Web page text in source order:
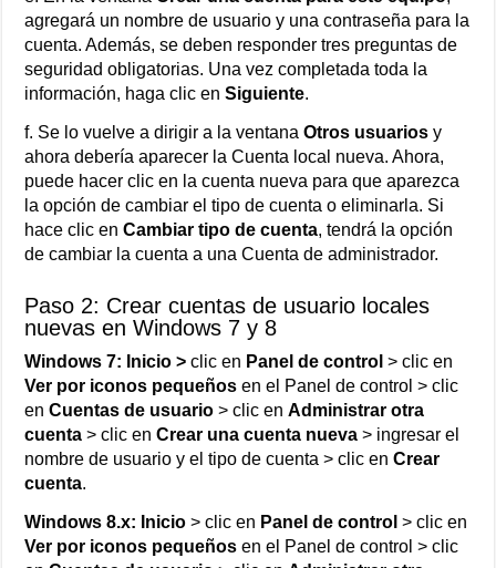
agregará un nombre de usuario y una contraseña para la
cuenta. Además, se deben responder tres preguntas de
seguridad obligatorias. Una vez completada toda la
información, haga clic enSiguiente.
f. Se lo vuelve a dirigir a la ventanaOtros usuarios y
ahora debería aparecer la Cuenta local nueva. Ahora,
puede hacer clic en la cuenta nueva para que aparezca
la opción de cambiar el tipo de cuenta o eliminarla. Si
hace clic enCambiar tipo de cuenta, tendrá la opción
de cambiar la cuenta a una Cuenta de administrador.
Paso 2: Crear cuentas de usuario locales
nuevas en Windows 7 y 8
Windows 7: Inicio > clic en Panel de control > clic en
Ver por iconos pequeños en el Panel de control > clic
enCuentas de usuario > clic enAdministrar otra
cuenta > clic enCrear una cuenta nueva > ingresar el
nombre de usuario y el tipo de cuenta > clic enCrear
cuenta.
Windows 8.x: Inicio > clic en Panel de control > clic en
Ver por iconos pequeños en el Panel de control > clic